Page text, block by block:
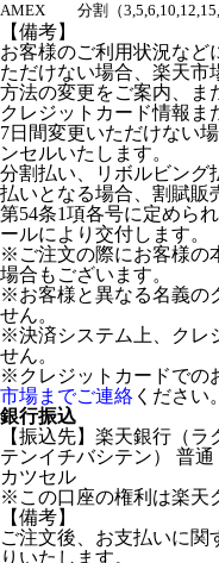
AMEX
分割（
【備考】
お客様のご利用状況など
ただけない場合、楽天市
方法の変更をご案内、ま
クレジットカード情報ま
7日間変更いただけない
ンセルいたします。
分割払い、リボルビング
払いとなる場合、割賦販
第54条1項各号に定めら
ールにより交付します。
※ご注文の際にお客様の
場合もございます。
※お客様と異なる名義の
せん。
※決済システム上、クレ
せん。
※クレジットカードでの
市場までご連絡 ください。
銀行振込
【振込先】楽天銀行（
テンイチバシテン） 普通
カツセル
※この口座の権利は楽天
【備考】
ご注文後、お支払いに関
りいたします。